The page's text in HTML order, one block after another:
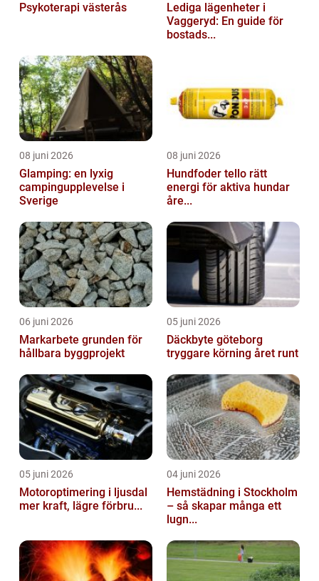
Psykoterapi västerås
Lediga lägenheter i
Vaggeryd: En guide för
bostads...
08 juni 2026
Glamping: en lyxig
campingupplevelse i
Sverige
08 juni 2026
Hundfoder tello rätt
energi för aktiva hundar
åre...
06 juni 2026
Markarbete grunden för
hållbara byggprojekt
05 juni 2026
Däckbyte göteborg
tryggare körning året runt
05 juni 2026
Motoroptimering i ljusdal
mer kraft, lägre förbru...
04 juni 2026
Hemstädning i Stockholm
– så skapar många ett
lugn...